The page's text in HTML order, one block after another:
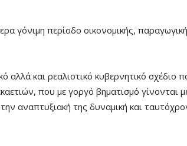
γόνιμη περίοδο οικονομικής,
και ρεαλιστικό κυβερνητικό σχέδιο
που με γοργό βηματισμό γίνονται
αναπτυξιακή της δυναμική και